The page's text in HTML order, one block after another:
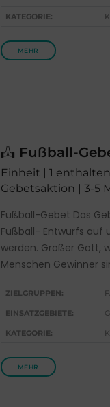
KATEGORIE:
MEHR
Fußball-
Einheit | 1
Gebetsaktion | 3-5
Fußball-Gebet Das
Fußball- Entwurfs auf
werden. Großer Gott,
Menschen Gewinner
ZIELGRUPPEN:
EINSATZGEBIETE:
KATEGORIE:
MEHR